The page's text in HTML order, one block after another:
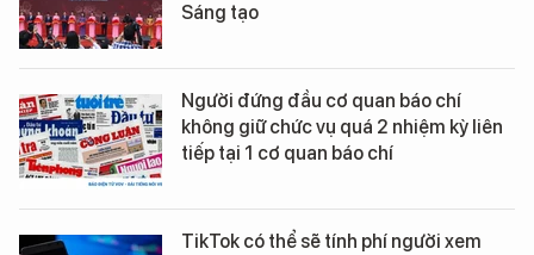
Sáng tạo
Người đứng đầu cơ quan báo chí
không giữ chức vụ quá 2 nhiệm kỳ liên
tiếp tại 1 cơ quan báo chí
TikTok có thể sẽ tính phí người xem